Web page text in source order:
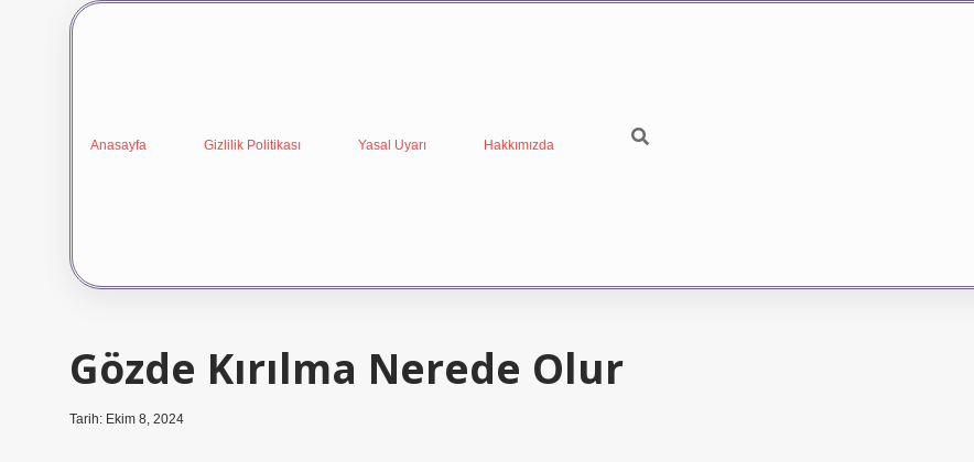
Anasayfa Gizlilik Politikası Yasal Uyarı Hakkımızda
Gözde Kırılma Nerede Olur
Tarih: Ekim 8, 2024